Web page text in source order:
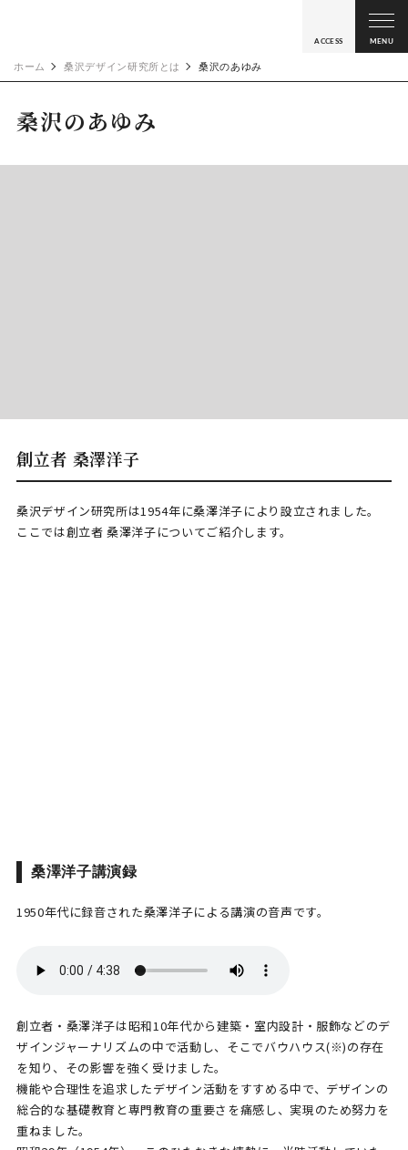
ACCESS MENU
ホーム 桑沢デザイン研究所とは 桑沢のあゆみ
桑沢のあゆみ
創立者 桑澤洋子
桑沢デザイン研究所は1954年に桑澤洋子により設立されました。
ここでは創立者 桑澤洋子についてご紹介します。
桑澤洋子講演録
1950年代に録音された桑澤洋子による講演の音声です。
創立者・桑澤洋子は昭和10年代から建築・室内設計・服飾などのデ
ザインジャーナリズムの中で活動し、そこでバウハウス(※)の存在
を知り、その影響を強く受けました。
機能や合理性を追求したデザイン活動をすすめる中で、デザインの
総合的な基礎教育と専門教育の重要さを痛感し、実現のため努力を
重ねました。